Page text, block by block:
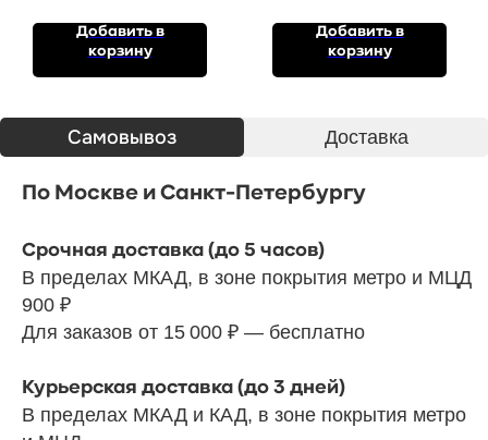
Добавить в
корзину
Добавить в
корзину
Cамовывоз Доставка
По Москве и Санкт-Петербургу
Срочная доставка (до 5 часов)
В пределах МКАД, в зоне покрытия метро и МЦД
900 ₽
Для заказов от 15 000 ₽ — бесплатно
Курьерская доставка (до 3 дней)
В пределах МКАД и КАД, в зоне покрытия метро